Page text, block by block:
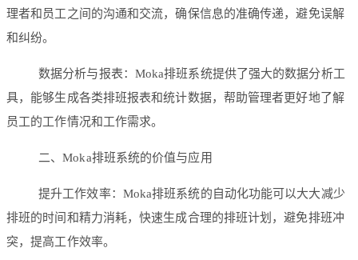
理者和员工之间的沟通和交流，确保信息的准确传递，避免误解
和纠纷。
数据分析与报表：Moka排班系统提供了强大的数据分析工
具，能够生成各类排班报表和统计数据，帮助管理者更好地了解
员工的工作情况和工作需求。
二、Moka排班系统的价值与应用
提升工作效率：Moka排班系统的自动化功能可以大大减少
排班的时间和精力消耗，快速生成合理的排班计划，避免排班冲
突，提高工作效率。